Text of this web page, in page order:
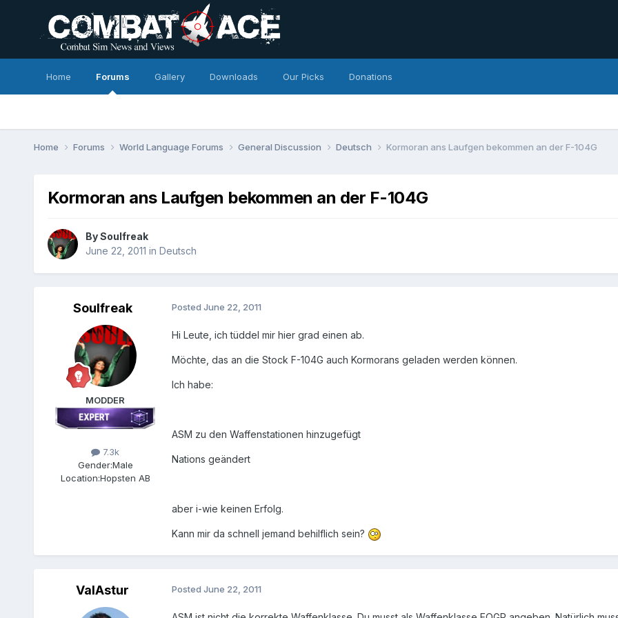
Home Forums Gallery Downloads Our Picks Donations
Home Forums World Language Forums General Discussion Deutsch Kormoran ans Laufgen bekommen an der F-104G
Kormoran ans Laufgen bekommen an der F-104G
BySoulfreak
June 22, 2011 in Deutsch
Soulfreak
MODDER
7.3k
Gender:Male
Location:Hopsten AB
Posted June 22, 2011
Hi Leute, ich tüddel mir hier grad einen ab.
Möchte, das an die Stock F-104G auch Kormorans geladen werden können.
Ich habe:
ASM zu den Waffenstationen hinzugefügt
Nations geändert
aber i-wie keinen Erfolg.
Kann mir da schnell jemand behilflich sein?
ValAstur Posted June 22, 2011